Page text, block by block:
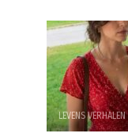
LEVENS VERHALEN